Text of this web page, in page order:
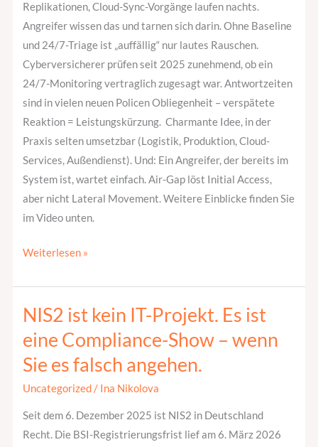
Replikationen, Cloud-Sync-Vorgänge laufen nachts.
Angreifer wissen das und tarnen sich darin. Ohne Baseline
und 24/7-Triage ist „auffällig“ nur lautes Rauschen.
Cyberversicherer prüfen seit 2025 zunehmend, ob ein
24/7-Monitoring vertraglich zugesagt war. Antwortzeiten
sind in vielen neuen Policen Obliegenheit – verspätete
Reaktion = Leistungskürzung. Charmante Idee, in der
Praxis selten umsetzbar (Logistik, Produktion, Cloud-
Services, Außendienst). Und: Ein Angreifer, der bereits im
System ist, wartet einfach. Air-Gap löst Initial Access,
aber nicht Lateral Movement. Weitere Einblicke finden Sie
im Video unten.
Weiterlesen »
NIS2 ist kein IT-Projekt. Es ist
eine Compliance-Show – wenn
Sie es falsch angehen.
Uncategorized/ Ina Nikolova
Seit dem 6. Dezember 2025 ist NIS2 in Deutschland
Recht. Die BSI-Registrierungsfrist lief am 6. März 2026
NIS2
ist
kein
IT-
Projekt.